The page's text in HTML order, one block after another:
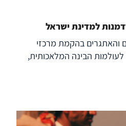
למדינת ישראל
והאתגרים בהקמת מרכזי
הבינה המלאכותית,